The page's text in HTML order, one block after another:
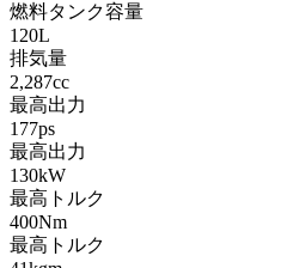
燃料タンク容量
120L
排気量
2,287cc
最高出力
177ps
最高出力
130kW
最高トルク
400Nm
最高トルク